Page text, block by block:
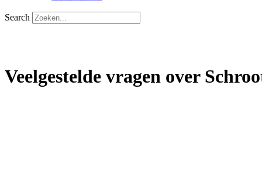
Search
Veelgestelde vragen over